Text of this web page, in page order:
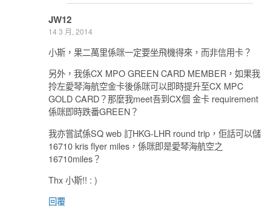
JW12
14 3 月, 2014
小斯，果二萬里係咪一定要坐飛機得來，而非信用卡？
另外，我係CX MPO GREEN CARD MEMBER，如果我
拎左愛琴海航空金卡後係咪可以即時提升至CX MPC
GOLD CARD？那麼我meet吾到CX個 金卡 requirement
係咪即時跌番GREEN？
我亦嘗試係SQ web 訂HKG-LHR round trip，佢話可以儲
16710 kris flyer miles，係咪即是愛琴海航空之
16710miles？
Thx 小斯!! : )
回覆